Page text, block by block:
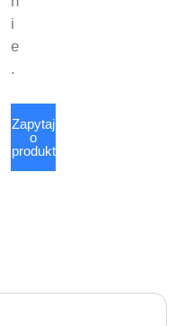
i
e
.
Zapytaj
o
produkt